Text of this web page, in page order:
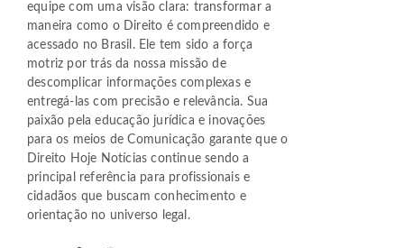
equipe com uma visão clara: transformar a
maneira como o Direito é compreendido e
acessado no Brasil. Ele tem sido a força
motriz por trás da nossa missão de
descomplicar informações complexas e
entregá-las com precisão e relevância. Sua
paixão pela educação jurídica e inovações
para os meios de Comunicação garante que o
Direito Hoje Notícias continue sendo a
principal referência para profissionais e
cidadãos que buscam conhecimento e
orientação no universo legal.